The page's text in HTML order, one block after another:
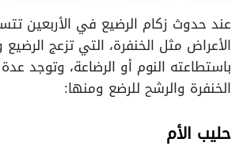
عند حدوث زكام الرضيع في الأربعين
الأعراض مثل الخنفرة، التي تزعج
باستطاعته النوم أو الرضاعة، وتوجد
الخنفرة والرشح للرضع ومنها:
حليب الأم